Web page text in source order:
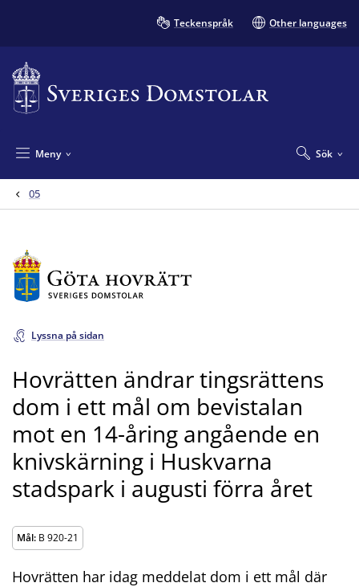
Teckenspråk Other languages
Sök
Meny
05
Lyssna på sidan
Hovrätten ändrar tingsrättens
dom i ett mål om bevistalan
mot en 14-åring angående en
knivskärning i Huskvarna
stadspark i augusti förra året
Mål: B 920-21
Hovrätten har idag meddelat dom i ett mål där